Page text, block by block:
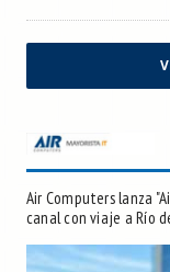
Air Computers lanza
canal con viaje a Río